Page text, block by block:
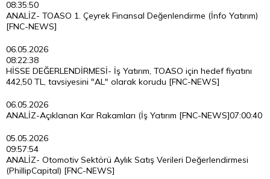
08:35:50
ANALİZ- TOASO 1. Çeyrek Finansal Değenlendirme (İnfo Yatırım)
[FNC-NEWS]
06.05.2026
08:22:38
HİSSE DEĞERLENDİRMESİ- İş Yatırım, TOASO için hedef fiyatını
442,50 TL, tavsiyesini "AL" olarak korudu [FNC-NEWS]
06.05.2026
07:00:40
ANALİZ-Açıklanan Kar Rakamları (İş Yatırım [FNC-NEWS]
05.05.2026
09:57:54
ANALİZ- Otomotiv Sektörü Aylık Satış Verileri Değerlendirmesi
(PhillipCapital) [FNC-NEWS]